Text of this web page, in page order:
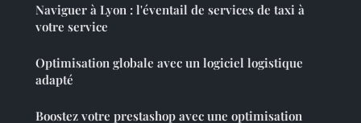
Naviguer à Lyon : l'éventail de services de taxi à
votre service
Optimisation globale avec un logiciel logistique
adapté
Boostez votre prestashop avec une optimisation